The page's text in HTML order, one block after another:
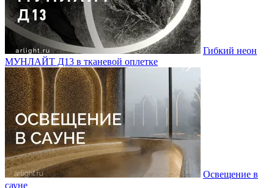
Гибкий неон
МУНЛАЙТ Д13 в тканевой оплетке
Освещение в
сауне